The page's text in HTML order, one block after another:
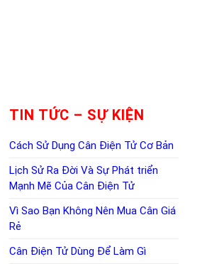
TIN TỨC – SỰ KIỆN
Cách Sử Dụng Cân Điện Tử Cơ Bản
Lịch Sử Ra Đời Và Sự Phát triển
Mạnh Mẽ Của Cân Điện Tử
Vì Sao Bạn Không Nên Mua Cân Giá
Rẻ
Cân Điện Tử Dùng Để Làm Gì